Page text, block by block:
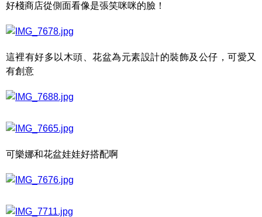
好棧商店從側面看像是張笑咪咪的臉！
這裡有好多以木頭、花盆為元素設計的裝飾及公仔，可愛又
有創意
可樂娜和花盆娃娃好搭配啊